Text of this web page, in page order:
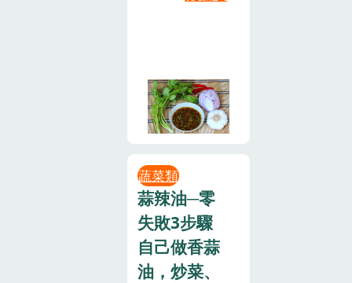
蔬菜類
蒜辣油─零
失敗3步驟
自己做香蒜
油，炒菜、